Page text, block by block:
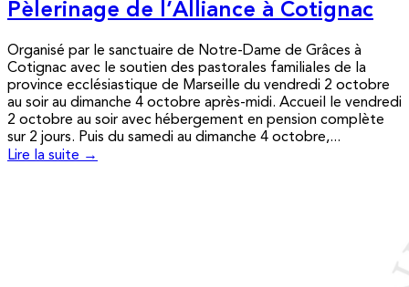
Pèlerinage de l’Alliance à Cotignac
Organisé par le sanctuaire de Notre-Dame de Grâces à
Cotignac avec le soutien des pastorales familiales de la
province ecclésiastique de Marseille du vendredi 2 octobre
au soir au dimanche 4 octobre après-midi. Accueil le vendredi
2 octobre au soir avec hébergement en pension complète
sur 2 jours. Puis du samedi au dimanche 4 octobre,...
Lire la suite →